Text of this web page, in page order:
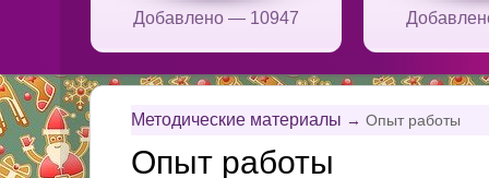
Добавлено — 10947
Методические материалы → Опыт работы
Опыт работы